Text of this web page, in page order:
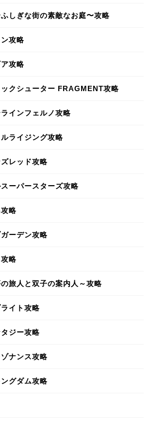
しぎな街の素敵なお庭〜攻略
攻略
攻略
クシューター FRAGMENT攻略
インフェルノ攻略
ライジング攻略
レッド攻略
ーパースターズ攻略
略
ーデン攻略
略
旅人と双子の案内人～攻略
イト攻略
ジー攻略
ナンス攻略
グダム攻略